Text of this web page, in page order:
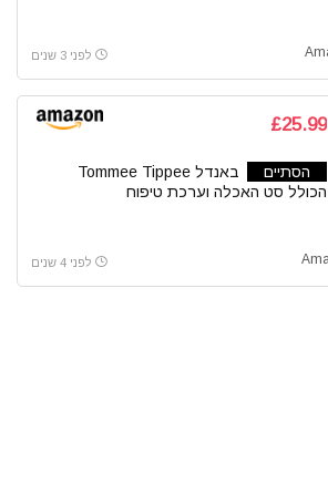
לפני 3 שנים
£25.99
הסתיים
באנדל Tommee Tippee
הכולל סט האכלה וערכת טיפוח
לפני 4 שנים